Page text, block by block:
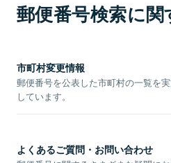
郵便番号検索に関
市町村変更情報
郵便番号を公表した市町村の一覧を
しています。
よくあるご質問・お問い合わせ